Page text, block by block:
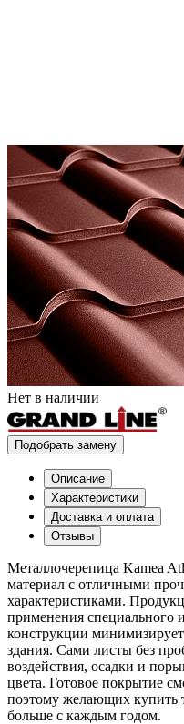
Нет в наличии
Подобрать замену
Описание
Характеристики
Доставка и оплата
Отзывы
Металлочерепица Kamea
материал с отличными
характеристиками.
применения специального
конструкции
здания. Сами листы без
воздействия, осадки и
цвета. Готовое покрытие
поэтому желающих купить
больше с каждым годом.